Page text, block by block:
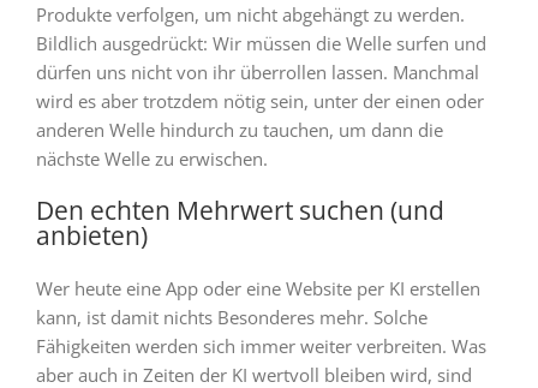
Produkte verfolgen, um nicht abgehängt zu werden.
Bildlich ausgedrückt: Wir müssen die Welle surfen und
dürfen uns nicht von ihr überrollen lassen. Manchmal
wird es aber trotzdem nötig sein, unter der einen oder
anderen Welle hindurch zu tauchen, um dann die
nächste Welle zu erwischen.
Den echten Mehrwert suchen (und
anbieten)
Wer heute eine App oder eine Website per KI erstellen
kann, ist damit nichts Besonderes mehr. Solche
Fähigkeiten werden sich immer weiter verbreiten. Was
aber auch in Zeiten der KI wertvoll bleiben wird, sind